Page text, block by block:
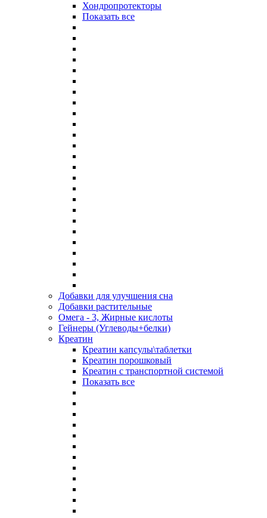
Хондропротекторы
Показать все
Добавки для улучшения сна
Добавки растительные
Омега - 3, Жирные кислоты
Гейнеры (Углеводы+белки)
Креатин
Креатин капсулы\таблетки
Креатин порошковый
Креатин с транспортной системой
Показать все